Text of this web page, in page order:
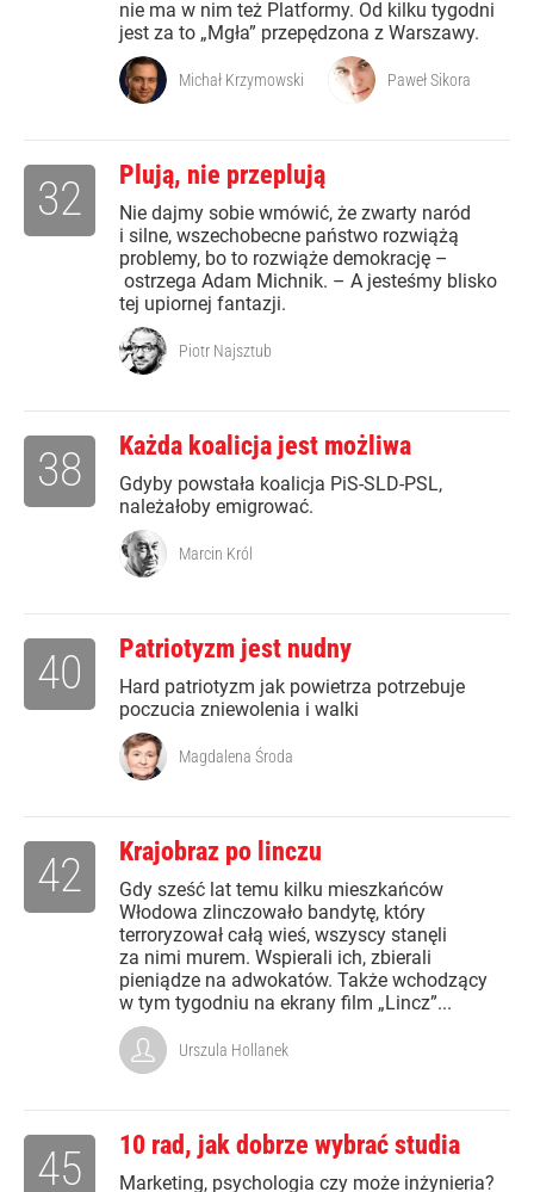
nie ma w nim też Platformy. Od kilku tygodni
jest za to „Mgła” przepędzona z Warszawy.
Michał Krzymowski Paweł Sikora
Plują, nie przeplują
Nie dajmy sobie wmówić, że zwarty naród
i silne, wszechobecne państwo rozwiążą
problemy, bo to rozwiąże demokrację –
ostrzega Adam Michnik. – A jesteśmy blisko
tej upiornej fantazji.
32
Piotr Najsztub
Każda koalicja jest możliwa
Gdyby powstała koalicja PiS-SLD-PSL,
należałoby emigrować.
38
Marcin Król
Patriotyzm jest nudny
Hard patriotyzm jak powietrza potrzebuje
poczucia zniewolenia i walki
40
Magdalena Środa
Krajobraz po linczu
Gdy sześć lat temu kilku mieszkańców
Włodowa zlinczowało bandytę, który
terroryzował całą wieś, wszyscy stanęli
za nimi murem. Wspierali ich, zbierali
pieniądze na adwokatów. Także wchodzący
w tym tygodniu na ekrany film „Lincz”...
42
Urszula Hollanek
10 rad, jak dobrze wybrać studia
Marketing, psychologia czy może inżynieria?
45